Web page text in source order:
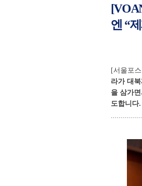
엔 “
[서울포
라가 대
을 삼가
도합니다.